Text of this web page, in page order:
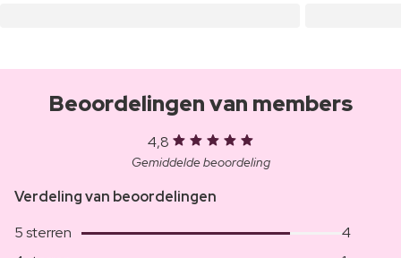
Beoordelingen van members
4,8
Gemiddelde beoordeling
Verdeling van beoordelingen
5 sterren
4